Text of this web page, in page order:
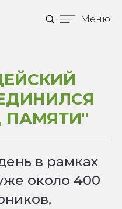
Меню
ПАМЯТИ"
в рамках
около 400